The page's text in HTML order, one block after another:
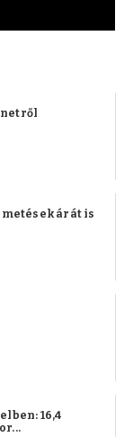
árát is
16,4